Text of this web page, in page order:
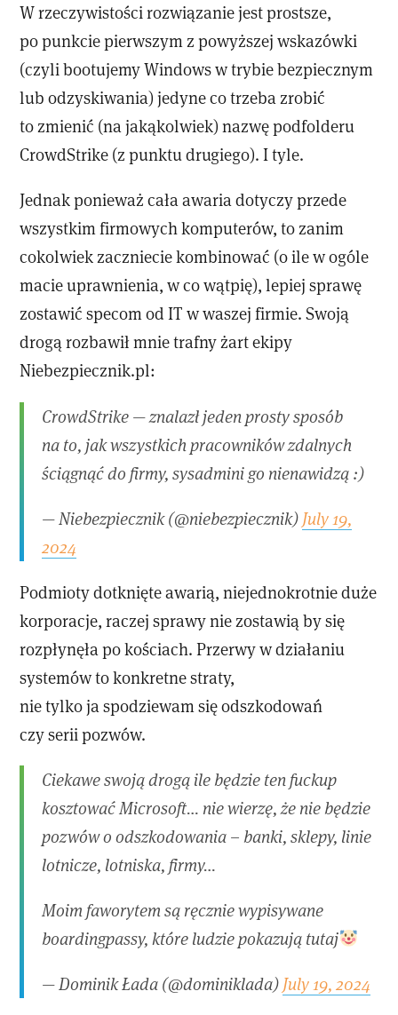
W rzeczywistości rozwiązanie jest prostsze,
po punkcie pierwszym z powyższej wskazówki
(czyli bootujemy Windows w trybie bezpiecznym
lub odzyskiwania) jedyne co trzeba zrobić
to zmienić (na jakąkolwiek) nazwę podfolderu
CrowdStrike (z punktu drugiego). I tyle.
Jednak ponieważ cała awaria dotyczy przede
wszystkim firmowych komputerów, to zanim
cokolwiek zaczniecie kombinować (o ile w ogóle
macie uprawnienia, w co wątpię), lepiej sprawę
zostawić specom od IT w waszej firmie. Swoją
drogą rozbawił mnie trafny żart ekipy
Niebezpiecznik.pl:
CrowdStrike — znalazł jeden prosty sposób
na to, jak wszystkich pracowników zdalnych
ściągnąć do firmy, sysadmini go nienawidzą :)
— Niebezpiecznik (@niebezpiecznik) July 19,
2024
Podmioty dotknięte awarią, niejednokrotnie duże
korporacje, raczej sprawy nie zostawią by się
rozpłynęła po kościach. Przerwy w działaniu
systemów to konkretne straty,
nie tylko ja spodziewam się odszkodowań
czy serii pozwów.
Ciekawe swoją drogą ile będzie ten fuckup
kosztować Microsoft… nie wierzę, że nie będzie
pozwów o odszkodowania – banki, sklepy, linie
lotnicze, lotniska, firmy…
Moim faworytem są ręcznie wypisywane
boardingpassy, które ludzie pokazują tutaj
— Dominik Łada (@dominiklada) July 19, 2024